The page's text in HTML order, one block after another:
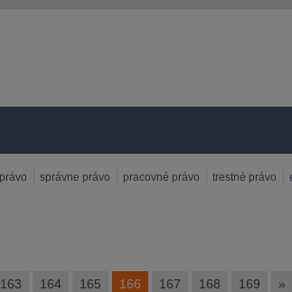
správne právo pracovné právo trestné právo
163 164 165 166 167 168 169 »